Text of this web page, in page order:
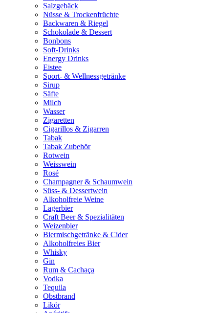
Salzgebäck
Nüsse & Trockenfrüchte
Backwaren & Riegel
Schokolade & Dessert
Bonbons
Soft-Drinks
Energy Drinks
Eistee
Sport- & Wellnessgetränke
Sirup
Säfte
Milch
Wasser
Zigaretten
Cigarillos & Zigarren
Tabak
Tabak Zubehör
Rotwein
Weisswein
Rosé
Champagner & Schaumwein
Süss- & Dessertwein
Alkoholfreie Weine
Lagerbier
Craft Beer & Spezialitäten
Weizenbier
Biermischgetränke & Cider
Alkoholfreies Bier
Whisky
Gin
Rum & Cachaça
Vodka
Tequila
Obstbrand
Likör